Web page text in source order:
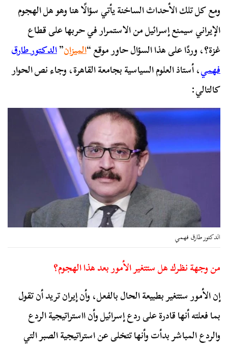
ومع كل تلك الأحداث الساخنة يأتي سؤالًا هنا وهو هل الهجوم
الإيراني سيمنع إسرائيل من الاستمرار في حربها على قطاع
غزة؟، وردًا على هذا السؤال حاور موقع “الميزان”الدكتور طارق
فهمي، أستاذ العلوم السياسية بجامعة القاهرة، وجاء نص الحوار
كالتالي:
الدكتور طارق فهمي
من وجهة نظرك هل ستتغير الأمور بعد هذا الهجوم؟
إن الأمور ستتغير بطبيعة الحال بالفعل، وأن إيران تريد أن تقول
بما فعلته أنها قادرة على ردع إسرائيل وأن ااستراتيجية الردع
والردع المباشر بدأت وأنها تتخلى عن استراتيجية الصبر التي